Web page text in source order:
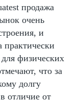
продажа
очень
и
практически
физических
что за
долгу
отличие от